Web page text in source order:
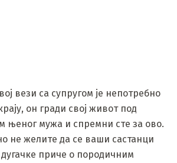
вези са супругом је непотребно
он гради свој живот под
њеног мужа и спремни сте за ово.
не желите да се ваши састанци
дугачке приче о породичним